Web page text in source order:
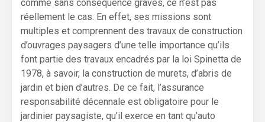
comme sans conséquence graves, ce n’est pas
réellement le cas. En effet, ses missions sont
multiples et comprennent des travaux de construction
d’ouvrages paysagers d’une telle importance qu’ils
font partie des travaux encadrés par la loi Spinetta de
1978, à savoir, la construction de murets, d’abris de
jardin et bien d’autres. De ce fait, l’assurance
responsabilité décennale est obligatoire pour le
jardinier paysagiste, qu’il exerce en tant qu’auto